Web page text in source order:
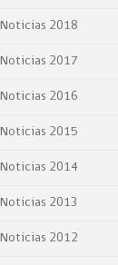
Noticias 2018
Noticias 2017
Noticias 2016
Noticias 2015
Noticias 2014
Noticias 2013
Noticias 2012